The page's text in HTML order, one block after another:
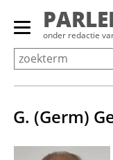
Overslaan
Primair
menu
tonen/verbergen
onder redactie
G. (Germ)